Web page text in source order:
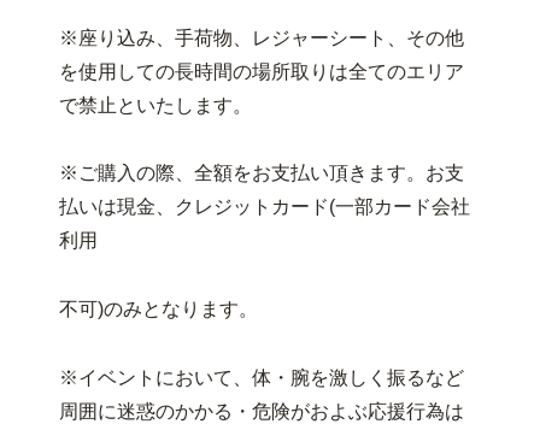
※座り込み、手荷物、レジャーシート、その他
を使用しての長時間の場所取りは全てのエリア
で禁止といたします。
※ご購入の際、全額をお支払い頂きます。お支
払いは現金、クレジットカード(一部カード会社
利用
不可)のみとなります。
※イベントにおいて、体・腕を激しく振るなど
周囲に迷惑のかかる・危険がおよぶ応援行為は